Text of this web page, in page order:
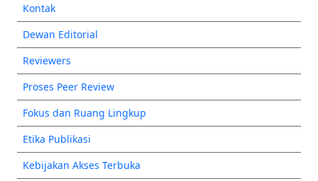
Kontak
Dewan Editorial
Reviewers
Proses Peer Review
Fokus dan Ruang Lingkup
Etika Publikasi
Kebijakan Akses Terbuka